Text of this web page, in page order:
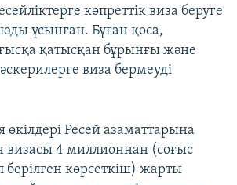
көпреттік виза беруге
ұсынған. Бұған қоса,
қатысқан бұрынғы және
әскерилерге виза бермеуді
Ресей азаматтарына
визасы 4 миллионнан (соғыс
берілген көрсеткіш) жарты